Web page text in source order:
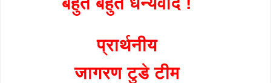
प्रार्थनीय
जागरण टुडे टीम